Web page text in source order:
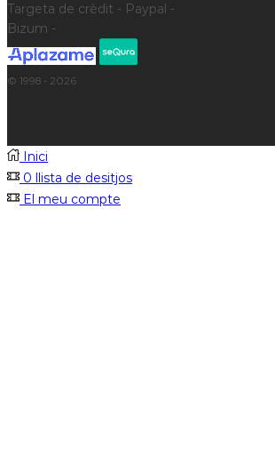
Targeta de crèdit - Paypal -
Bizum -
© 1998 - 2026
Inici
0 llista de desitjos
El meu compte